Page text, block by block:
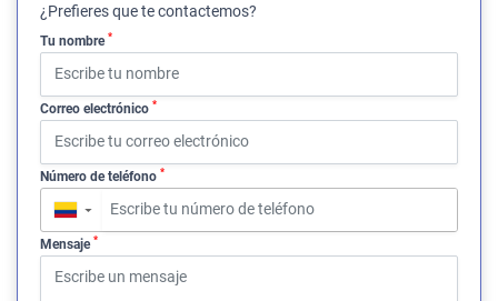
¿Prefieres que te contactemos?
Tu nombre *
Correo electrónico *
Número de teléfono *
▼
Mensaje *